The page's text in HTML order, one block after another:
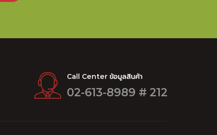
Call Center ข้อมูลสินค้า
02-613-8989 # 212